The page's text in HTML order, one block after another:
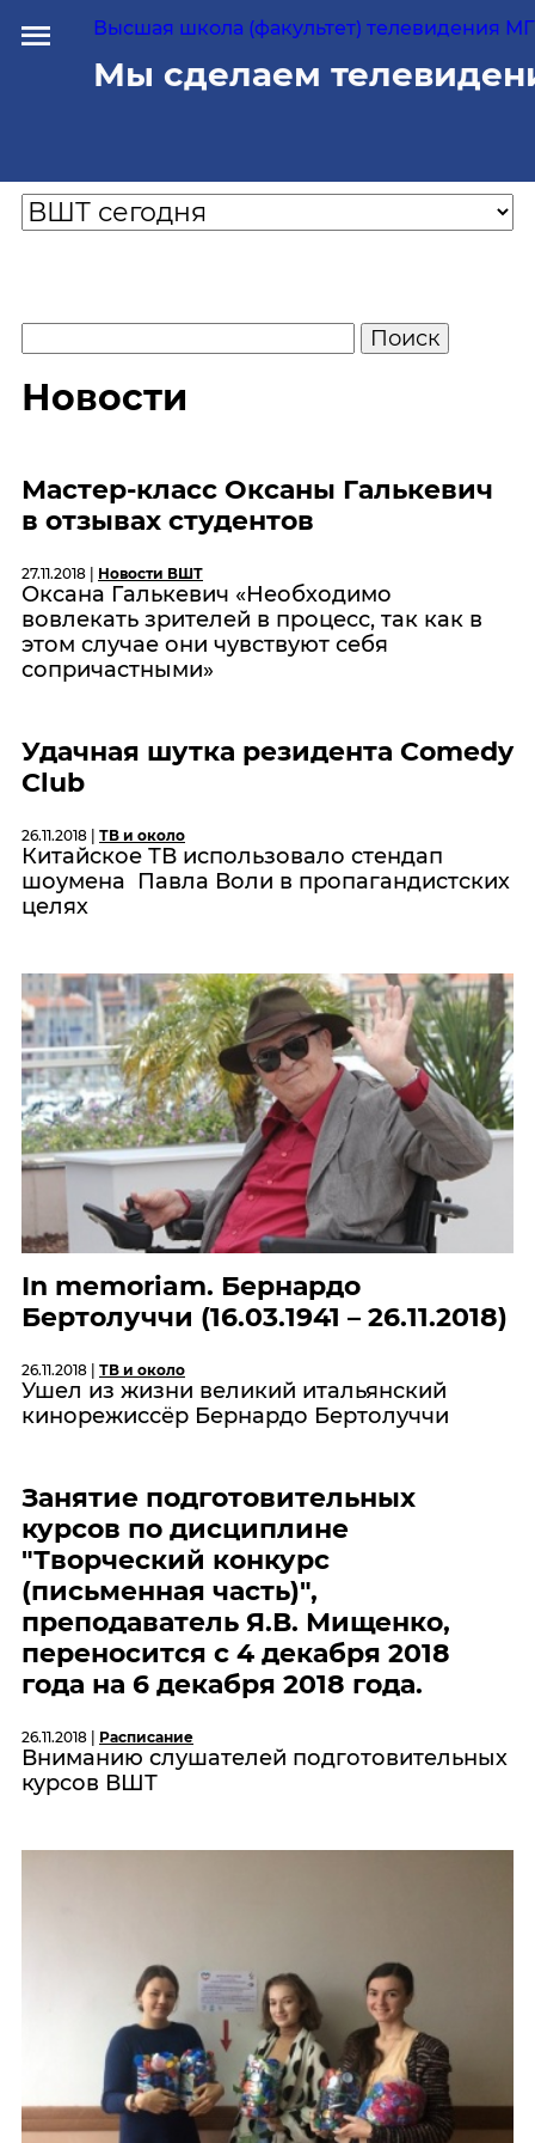
Высшая школа (факультет) телевидения
Мы сделаем
Новости
Мастер-класс Оксаны Галькевич
в отзывах студентов
27.11.2018 | Новости ВШТ
Оксана Галькевич «Необходимо
вовлекать зрителей в процесс, так как в
этом случае они чувствуют себя
сопричастными»
Удачная шутка резидента Comedy
Club
26.11.2018 | ТВ и около
Китайское ТВ использовало стендап
шоумена Павла Воли в пропагандистских
целях
In memoriam. Бернардо
Бертолуччи (16.03.1941 – 26.11.2018)
26.11.2018 | ТВ и около
Ушел из жизни великий итальянский
кинорежиссёр Бернардо Бертолуччи
Занятие подготовительных
курсов по дисциплине
"Творческий конкурс
(письменная часть)",
преподаватель Я.В. Мищенко,
переносится с 4 декабря 2018
года на 6 декабря 2018 года.
26.11.2018 | Расписание
Вниманию слушателей подготовительных
курсов ВШТ